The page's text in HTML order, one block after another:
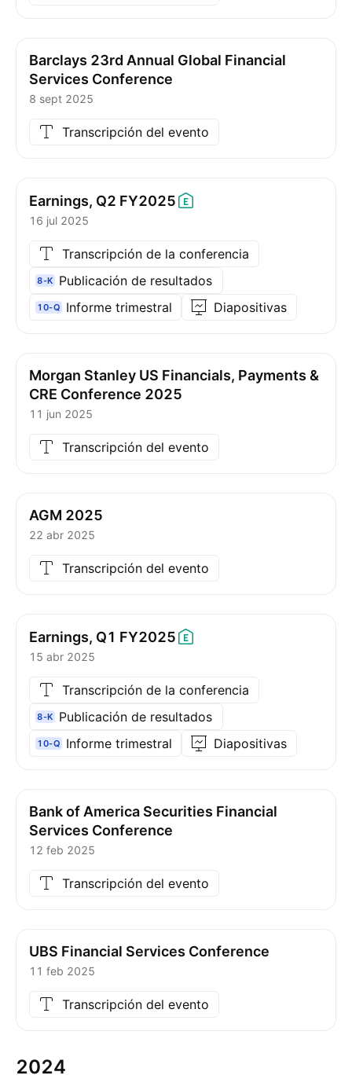
Barclays 23rd Annual Global Financial
Services Conference
8 sept 2025
Transcripción del evento
Earnings, Q2 FY2025
16 jul 2025
Transcripción de la conferencia
8-K Publicación de resultados
10-Q Informe trimestral Diapositivas
Morgan Stanley US Financials, Payments &
CRE Conference 2025
11 jun 2025
Transcripción del evento
AGM 2025
22 abr 2025
Transcripción del evento
Earnings, Q1 FY2025
15 abr 2025
Transcripción de la conferencia
8-K Publicación de resultados
10-Q Informe trimestral Diapositivas
Bank of America Securities Financial
Services Conference
12 feb 2025
Transcripción del evento
UBS Financial Services Conference
11 feb 2025
Transcripción del evento
2024